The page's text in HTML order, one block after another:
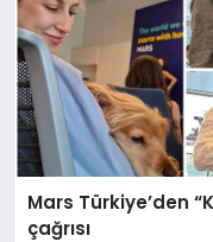
Mars Türkiye’den
çağrısı